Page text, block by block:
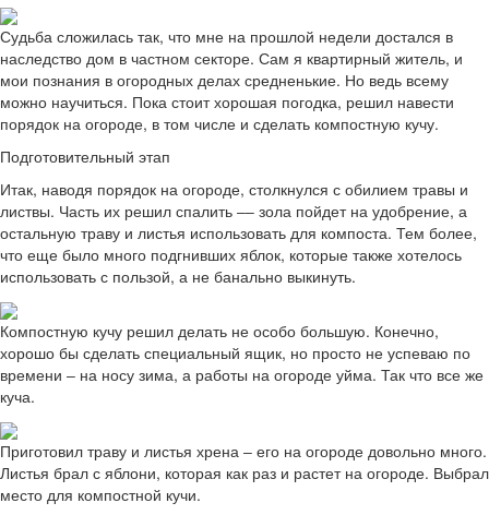
Судьба сложилась так, что мне на прошлой недели достался в
наследство дом в частном секторе. Сам я квартирный житель, и
мои познания в огородных делах средненькие. Но ведь всему
можно научиться. Пока стоит хорошая погодка, решил навести
порядок на огороде, в том числе и сделать компостную кучу.
Подготовительный этап
Итак, наводя порядок на огороде, столкнулся с обилием травы и
листвы. Часть их решил спалить ‒‒ зола пойдет на удобрение, а
остальную траву и листья использовать для компоста. Тем более,
что еще было много подгнивших яблок, которые также хотелось
использовать с пользой, а не банально выкинуть.
Компостную кучу решил делать не особо большую. Конечно,
хорошо бы сделать специальный ящик, но просто не успеваю по
времени ‒ на носу зима, а работы на огороде уйма. Так что все же
куча.
Приготовил траву и листья хрена ‒ его на огороде довольно много.
Листья брал с яблони, которая как раз и растет на огороде. Выбрал
место для компостной кучи.